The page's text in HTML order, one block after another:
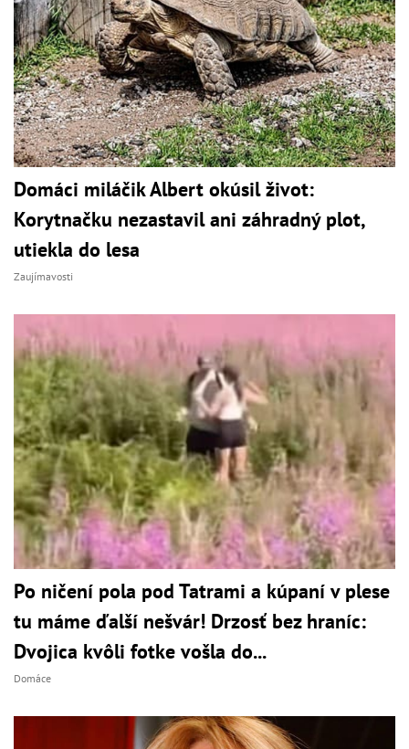
Domáci miláčik Albert okúsil život:
Korytnačku nezastavil ani záhradný plot,
utiekla do lesa
Zaujímavosti
Po ničení pola pod Tatrami a kúpaní v plese
tu máme ďalší nešvár! Drzosť bez hraníc:
Dvojica kvôli fotke vošla do...
Domáce